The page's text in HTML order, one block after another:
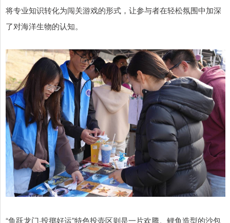
将专业知识转化为闯关游戏的形式，让参与者在轻松氛围中加深
了对海洋生物的认知。
“鱼跃龙门·投掷好运”特色投壶区则是一片欢腾。鲤鱼造型的沙包